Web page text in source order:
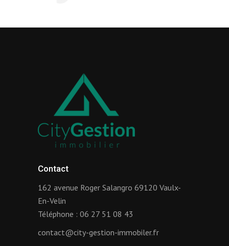
Contact
162 avenue Roger Salangro 69120 Vaulx-
En-Velin
Téléphone : 06 27 51 08 43
contact@city-gestion-immobiler.fr